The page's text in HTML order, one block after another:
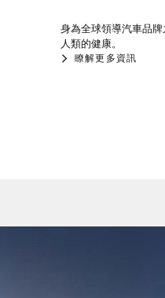
身為全球領導汽車品
人類的健康。
瞭解更多資訊